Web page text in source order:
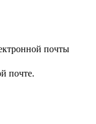
почты
почте.